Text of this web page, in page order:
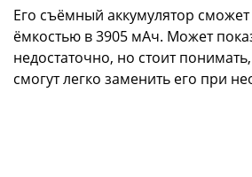
Его съёмный аккумулятор сможет
ёмкостью в 3905 мАч. Может
недостаточно, но стоит
смогут легко заменить его при